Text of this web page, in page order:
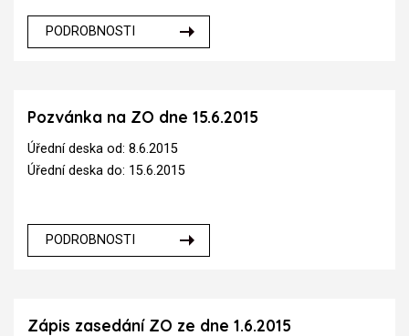
PODROBNOSTI
Pozvánka na ZO dne 15.6.2015
Úřední deska od: 8.6.2015
Úřední deska do: 15.6.2015
PODROBNOSTI
Zápis zasedání ZO ze dne 1.6.2015